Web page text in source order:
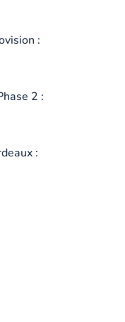
:
2 :
: